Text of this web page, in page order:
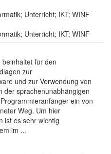
Unterricht; IKT; WINF
Unterricht; IKT; WINF
für den
zur
und zur Verwendung von
der sprachenunabhängigen
ein von
Weg. Um hier
ist es sehr wichtig
im ...